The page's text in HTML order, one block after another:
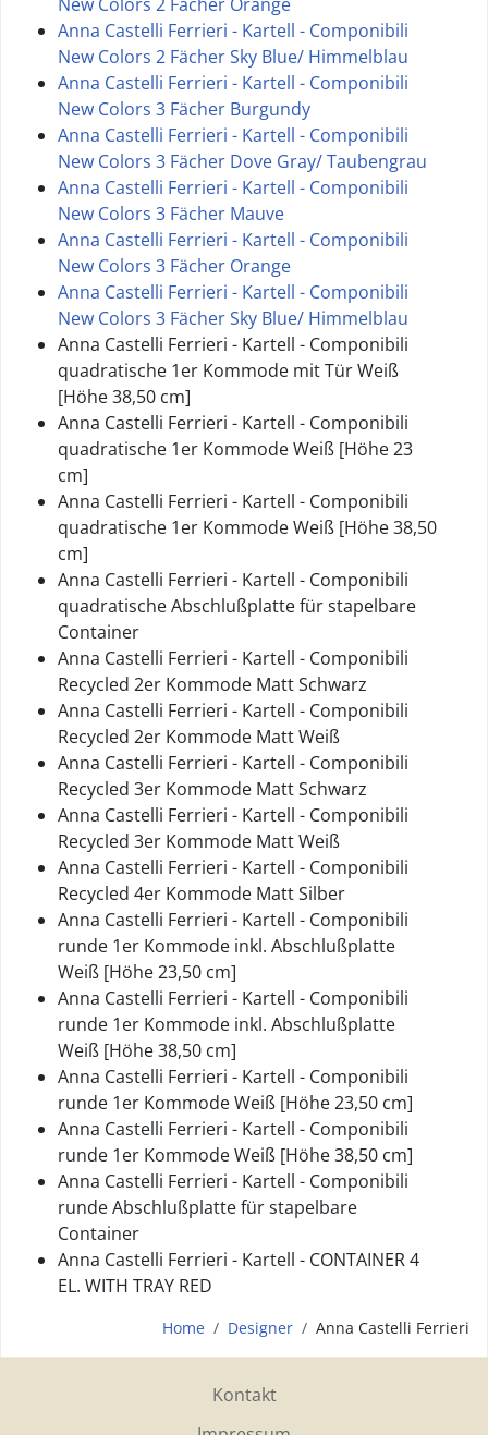
Anna Castelli Ferrieri - Kartell - Componibili
New Colors 2 Fächer Sky Blue/ Himmelblau
Anna Castelli Ferrieri - Kartell - Componibili
New Colors 3 Fächer Burgundy
Anna Castelli Ferrieri - Kartell - Componibili
New Colors 3 Fächer Dove Gray/ Taubengrau
Anna Castelli Ferrieri - Kartell - Componibili
New Colors 3 Fächer Mauve
Anna Castelli Ferrieri - Kartell - Componibili
New Colors 3 Fächer Orange
Anna Castelli Ferrieri - Kartell - Componibili
New Colors 3 Fächer Sky Blue/ Himmelblau
Anna Castelli Ferrieri - Kartell - Componibili
quadratische 1er Kommode mit Tür Weiß
[Höhe 38,50 cm]
Anna Castelli Ferrieri - Kartell - Componibili
quadratische 1er Kommode Weiß [Höhe 23
cm]
Anna Castelli Ferrieri - Kartell - Componibili
quadratische 1er Kommode Weiß [Höhe 38,50
cm]
Anna Castelli Ferrieri - Kartell - Componibili
quadratische Abschlußplatte für stapelbare
Container
Anna Castelli Ferrieri - Kartell - Componibili
Recycled 2er Kommode Matt Schwarz
Anna Castelli Ferrieri - Kartell - Componibili
Recycled 2er Kommode Matt Weiß
Anna Castelli Ferrieri - Kartell - Componibili
Recycled 3er Kommode Matt Schwarz
Anna Castelli Ferrieri - Kartell - Componibili
Recycled 3er Kommode Matt Weiß
Anna Castelli Ferrieri - Kartell - Componibili
Recycled 4er Kommode Matt Silber
Anna Castelli Ferrieri - Kartell - Componibili
runde 1er Kommode inkl. Abschlußplatte
Weiß [Höhe 23,50 cm]
Anna Castelli Ferrieri - Kartell - Componibili
runde 1er Kommode inkl. Abschlußplatte
Weiß [Höhe 38,50 cm]
Anna Castelli Ferrieri - Kartell - Componibili
runde 1er Kommode Weiß [Höhe 23,50 cm]
Anna Castelli Ferrieri - Kartell - Componibili
runde 1er Kommode Weiß [Höhe 38,50 cm]
Anna Castelli Ferrieri - Kartell - Componibili
runde Abschlußplatte für stapelbare
Container
Anna Castelli Ferrieri - Kartell - CONTAINER 4
EL. WITH TRAY RED
Home Designer Anna Castelli Ferrieri
Kontakt